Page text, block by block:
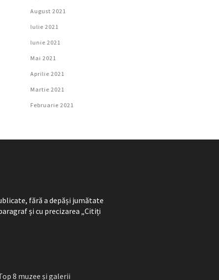
August 2021
Iulie 2021
Iunie 2021
Mai 2021
Aprilie 2021
Martie 2021
Februarie 2021
fără a depăși jumătate
și cu precizarea „Citiți
8 muzee și galerii